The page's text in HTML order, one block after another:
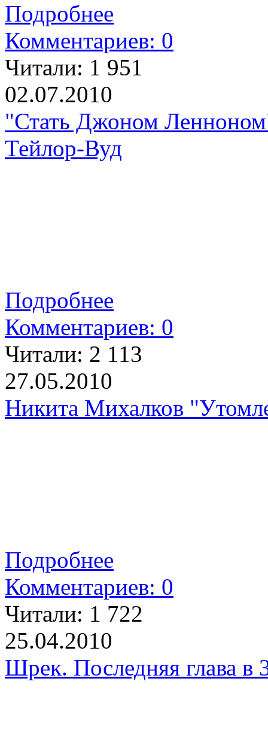
Подробнее
Комментариев: 0
Читали: 1 951
02.07.2010
"Стать Джоном
Тейлор-Вуд
Подробнее
Комментариев: 0
Читали: 2 113
27.05.2010
Никита Михалков
Подробнее
Комментариев: 0
Читали: 1 722
25.04.2010
Шрек. Последняя глава в